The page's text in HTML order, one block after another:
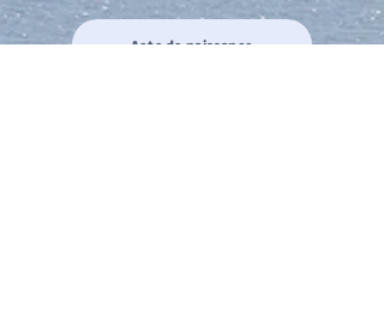
Acte de naissance